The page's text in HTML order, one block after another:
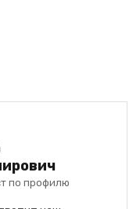
по профилю